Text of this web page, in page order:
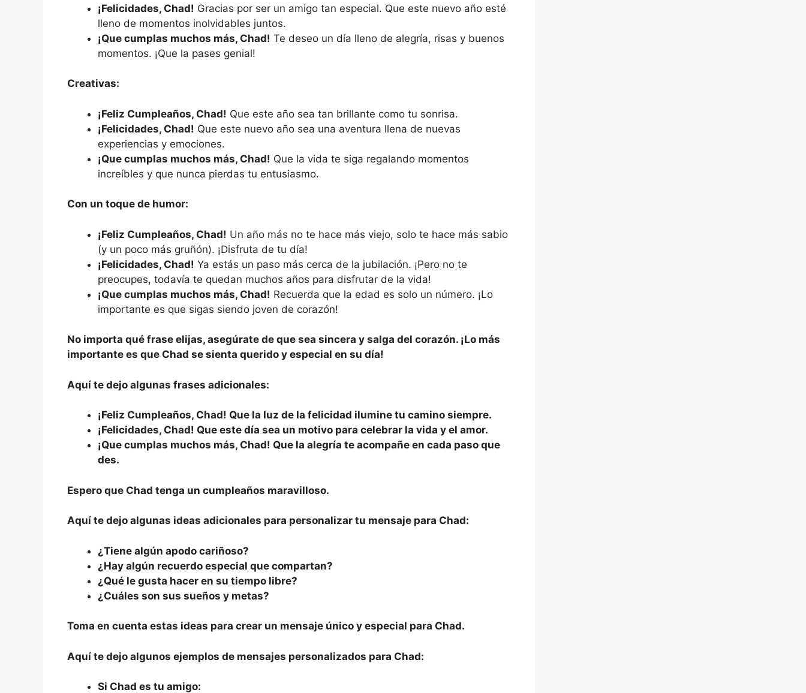
¡Felicidades, Chad! Gracias por ser un amigo tan especial. Que este nuevo año esté
lleno de momentos inolvidables juntos.
¡Que cumplas muchos más, Chad! Te deseo un día lleno de alegría, risas y buenos
momentos. ¡Que la pases genial!
Creativas:
¡Feliz Cumpleaños, Chad! Que este año sea tan brillante como tu sonrisa.
¡Felicidades, Chad! Que este nuevo año sea una aventura llena de nuevas
experiencias y emociones.
¡Que cumplas muchos más, Chad! Que la vida te siga regalando momentos
increíbles y que nunca pierdas tu entusiasmo.
Con un toque de humor:
¡Feliz Cumpleaños, Chad! Un año más no te hace más viejo, solo te hace más sabio
(y un poco más gruñón). ¡Disfruta de tu día!
¡Felicidades, Chad! Ya estás un paso más cerca de la jubilación. ¡Pero no te
preocupes, todavía te quedan muchos años para disfrutar de la vida!
¡Que cumplas muchos más, Chad! Recuerda que la edad es solo un número. ¡Lo
importante es que sigas siendo joven de corazón!
No importa qué frase elijas, asegúrate de que sea sincera y salga del corazón. ¡Lo más
importante es que Chad se sienta querido y especial en su día!
Aquí te dejo algunas frases adicionales:
¡Feliz Cumpleaños, Chad! Que la luz de la felicidad ilumine tu camino siempre.
¡Felicidades, Chad! Que este día sea un motivo para celebrar la vida y el amor.
¡Que cumplas muchos más, Chad! Que la alegría te acompañe en cada paso que
des.
Espero que Chad tenga un cumpleaños maravilloso.
Aquí te dejo algunas ideas adicionales para personalizar tu mensaje para Chad:
¿Tiene algún apodo cariñoso?
¿Hay algún recuerdo especial que compartan?
¿Qué le gusta hacer en su tiempo libre?
¿Cuáles son sus sueños y metas?
Toma en cuenta estas ideas para crear un mensaje único y especial para Chad.
Aquí te dejo algunos ejemplos de mensajes personalizados para Chad:
Si Chad es tu amigo: